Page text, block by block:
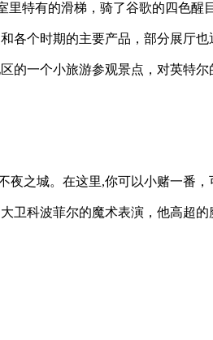
里特有的滑梯，骑了谷歌的四色醒
各个时期的主要产品，部分展厅也
的一个小旅游参观景点，对英特尔
夜之城。在这里,你可以小赌一番，
卫科波菲尔的魔术表演，他高超